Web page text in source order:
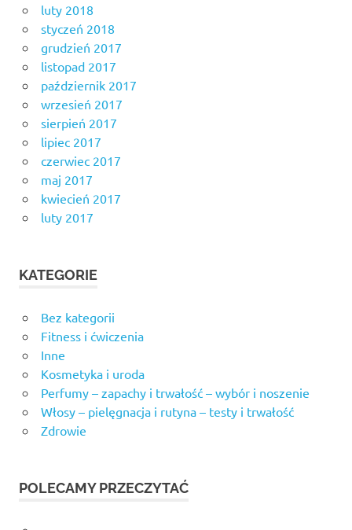
luty 2018
styczeń 2018
grudzień 2017
listopad 2017
październik 2017
wrzesień 2017
sierpień 2017
lipiec 2017
czerwiec 2017
maj 2017
kwiecień 2017
luty 2017
KATEGORIE
Bez kategorii
Fitness i ćwiczenia
Inne
Kosmetyka i uroda
Perfumy – zapachy i trwałość – wybór i noszenie
Włosy – pielęgnacja i rutyna – testy i trwałość
Zdrowie
POLECAMY PRZECZYTAĆ